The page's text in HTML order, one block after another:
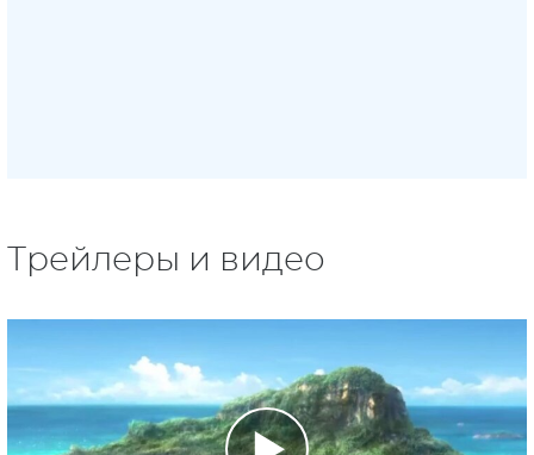
Трейлеры и видео